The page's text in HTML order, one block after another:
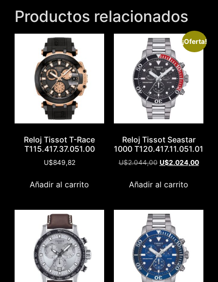
Productos relacionados
Reloj Tissot T-Race
T115.417.37.051.00
U$849,82
Añadir al carrito
¡Oferta!
Reloj Tissot Seastar
1000 T120.417.11.051.01
U$2.044,00 U$2.024,00
Añadir al carrito